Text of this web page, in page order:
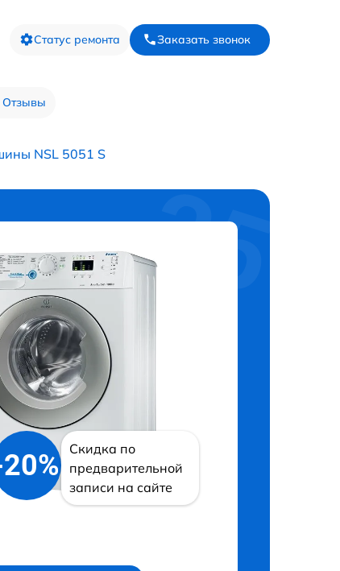
Статус ремонта Заказать звонок
Отзывы
NSL 5051 S
Скидка по
предварительной
записи на сайте